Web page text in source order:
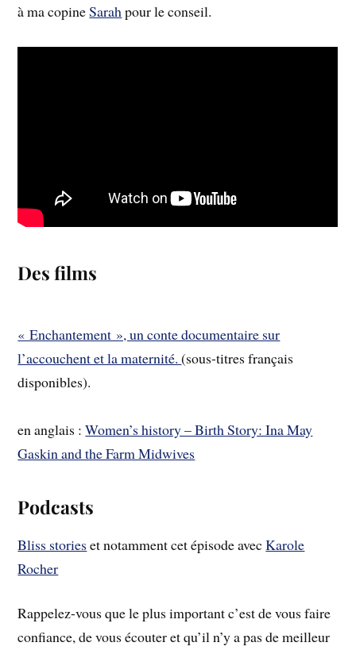
à ma copineSarah pour le conseil.
Des films
« Enchantement », un conte documentaire sur
l’accouchent et la maternité.(sous-titres français
disponibles).
en anglais :Women’s history – Birth Story: Ina May
Gaskin and the Farm Midwives
Podcasts
Bliss storieset notamment cet épisode avecKarole
Rocher
Rappelez-vous que le plus important c’est de vous faire
confiance, de vous écouter et qu’il n’y a pas de meilleur